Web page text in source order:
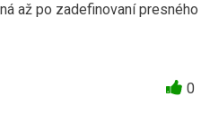
až po zadefinovaní
0